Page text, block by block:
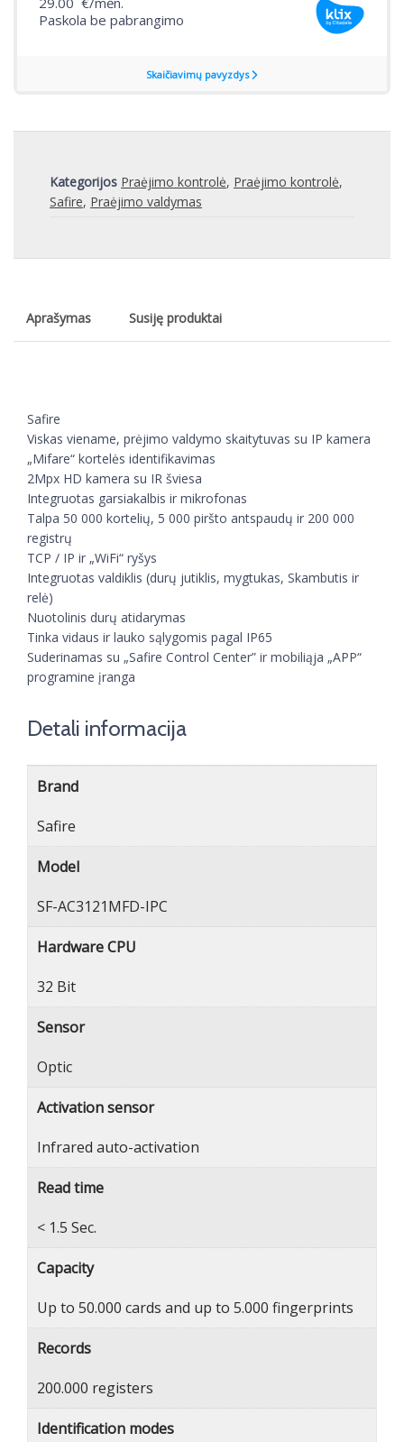
Kategorijos Praėjimo kontrolė, Praėjimo kontrolė,
Safire, Praėjimo valdymas
Aprašymas Susiję produktai
Safire
Viskas viename, prėjimo valdymo skaitytuvas su IP kamera
„Mifare“ kortelės identifikavimas
2Mpx HD kamera su IR šviesa
Integruotas garsiakalbis ir mikrofonas
Talpa 50 000 kortelių, 5 000 piršto antspaudų ir 200 000
registrų
TCP / IP ir „WiFi“ ryšys
Integruotas valdiklis (durų jutiklis, mygtukas, Skambutis ir
relė)
Nuotolinis durų atidarymas
Tinka vidaus ir lauko sąlygomis pagal IP65
Suderinamas su „Safire Control Center” ir mobiliąja „APP“
programine įranga
Detali informacija
Brand
Safire
Model
SF-AC3121MFD-IPC
Hardware CPU
32 Bit
Sensor
Optic
Activation sensor
Infrared auto-activation
Read time
< 1.5 Sec.
Capacity
Up to 50.000 cards and up to 5.000 fingerprints
Records
200.000 registers
Identification modes